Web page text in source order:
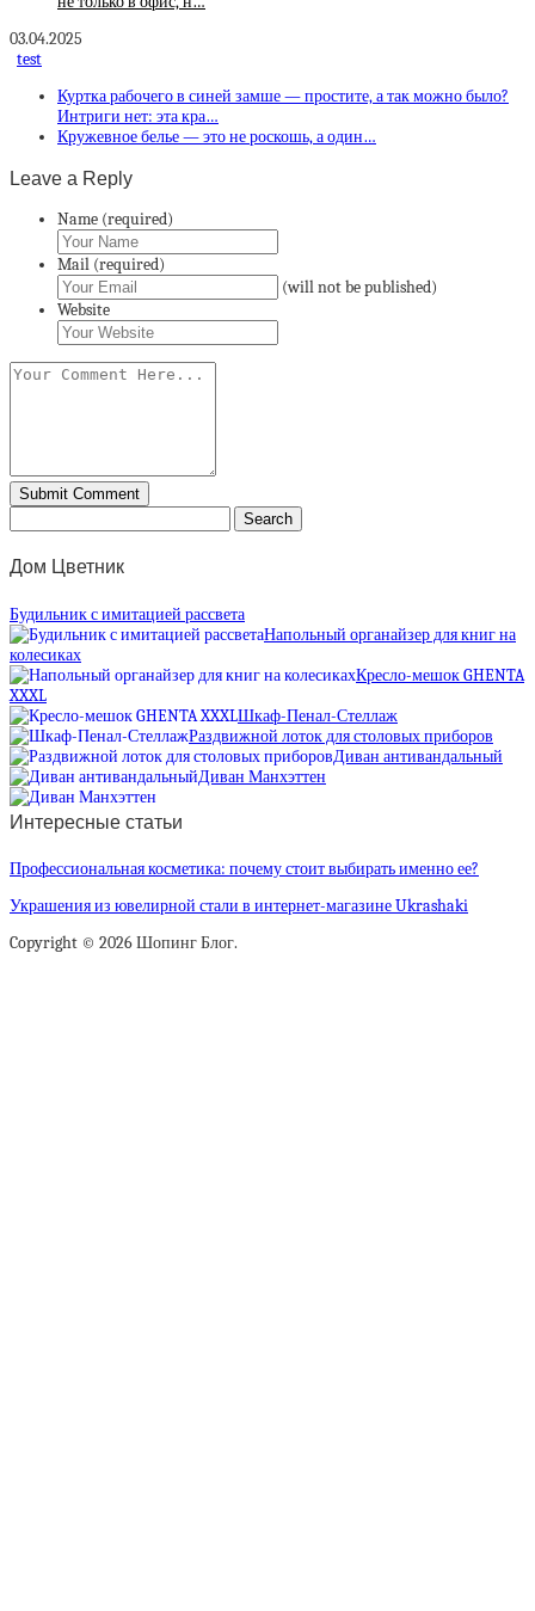
03.04.2025
test
Куртка рабочего в синей замше — простите, а так можно было?
Интриги нет: эта кра…
Кружевное белье — это не роскошь, а один…
Leave a Reply
Name (required)
Mail (required)
(will not be published)
Website
Дом Цветник
Будильник с имитацией рассвета
Напольный органайзер для книг на
колесиках
Кресло-мешок GHENTA
XXXL
Шкаф-Пенал-Стеллаж
Раздвижной лоток для столовых приборов
Диван антивандальный
Диван Манхэттен
Интересные статьи
Профессиональная косметика: почему стоит выбирать именно ее?
Украшения из ювелирной стали в интернет-магазине Ukrashaki
Copyright © 2026 Шопинг Блог.